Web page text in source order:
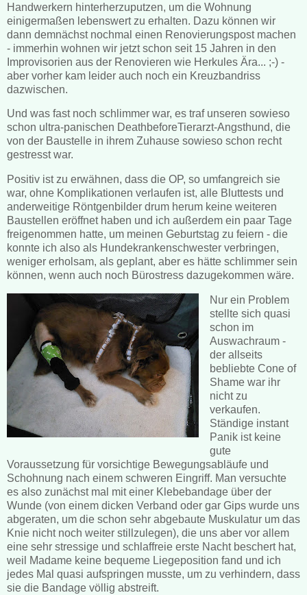
Handwerkern hinterherzuputzen, um die Wohnung
einigermaßen lebenswert zu erhalten. Dazu können wir
dann demnächst nochmal einen Renovierungspost machen
- immerhin wohnen wir jetzt schon seit 15 Jahren in den
Improvisorien aus der Renovieren wie Herkules Ära... ;-) -
aber vorher kam leider auch noch ein Kreuzbandriss
dazwischen.
Und was fast noch schlimmer war, es traf unseren sowieso
schon ultra-panischen DeathbeforeTierarzt-Angsthund, die
von der Baustelle in ihrem Zuhause sowieso schon recht
gestresst war.
Positiv ist zu erwähnen, dass die OP, so umfangreich sie
war, ohne Komplikationen verlaufen ist, alle Bluttests und
anderweitige Röntgenbilder drum herum keine weiteren
Baustellen eröffnet haben und ich außerdem ein paar Tage
freigenommen hatte, um meinen Geburtstag zu feiern - die
konnte ich also als Hundekrankenschwester verbringen,
weniger erholsam, als geplant, aber es hätte schlimmer sein
können, wenn auch noch Bürostress dazugekommen wäre.
Nur ein Problem
stellte sich quasi
schon im
Auswachraum -
der allseits
bebliebte Cone of
Shame war ihr
nicht zu
verkaufen.
Ständige instant
Panik ist keine
gute
Voraussetzung für vorsichtige Bewegungsabläufe und
Schohnung nach einem schweren Eingriff. Man versuchte
es also zunächst mal mit einer Klebebandage über der
Wunde (von einem dicken Verband oder gar Gips wurde uns
abgeraten, um die schon sehr abgebaute Muskulatur um das
Knie nicht noch weiter stillzulegen), die uns aber vor allem
eine sehr stressige und schlaffreie erste Nacht beschert hat,
weil Madame keine bequeme Liegeposition fand und ich
jedes Mal quasi aufspringen musste, um zu verhindern, dass
sie die Bandage völlig abstreift.